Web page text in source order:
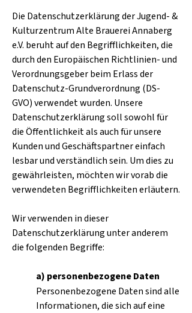
Die Datenschutzerklärung der Jugend- &
Kulturzentrum Alte Brauerei Annaberg
e.V. beruht auf den Begrifflichkeiten, die
durch den Europäischen Richtlinien- und
Verordnungsgeber beim Erlass der
Datenschutz-Grundverordnung (DS-
GVO) verwendet wurden. Unsere
Datenschutzerklärung soll sowohl für
die Öffentlichkeit als auch für unsere
Kunden und Geschäftspartner einfach
lesbar und verständlich sein. Um dies zu
gewährleisten, möchten wir vorab die
verwendeten Begrifflichkeiten erläutern.
Wir verwenden in dieser
Datenschutzerklärung unter anderem
die folgenden Begriffe:
a) personenbezogeneDaten
Personenbezogene Daten sind alle
Informationen, die sich auf eine